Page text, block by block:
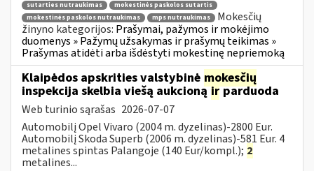
sutarties nutraukimas
mokestinės paskolos sutartis
mokestinės paskolos nutraukimas
mps nutraukimas
Mokesčių
žinyno kategorijos: Prašymai, pažymos ir mokėjimo
duomenys » Pažymų užsakymas ir prašymų teikimas »
Prašymas atidėti arba išdėstyti mokestinę nepriemoką
Klaipėdos apskrities valstybinė mokesčių
inspekcija skelbia viešą aukcionąirparduoda
Web turinio sąrašas 2026-07-07
Automobilį Opel Vivaro (2004 m. dyzelinas)-2800 Eur.
Automobilį Skoda Superb (2006 m. dyzelinas)-581 Eur. 4
metalines spintas Palangoje (140 Eur/kompl.); 2
metalines...